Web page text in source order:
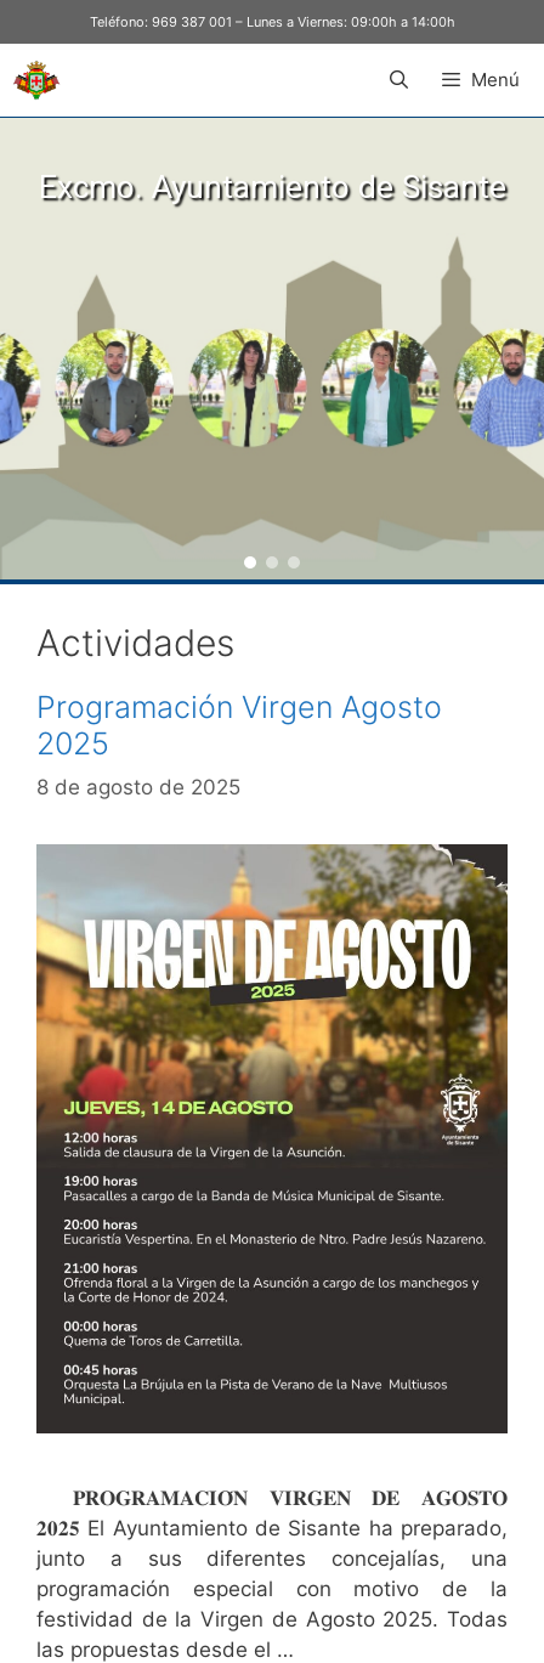
Teléfono: 969 387 001 – Lunes a Viernes: 09:00h a 14:00h
Menú
Excmo. Ayuntamiento de Sisante
Actividades
Programación Virgen Agosto
2025
8 de agosto de 2025
𝐏𝐑𝐎𝐆𝐑𝐀𝐌𝐀𝐂𝐈𝐎́𝐍 𝐕𝐈𝐑𝐆𝐄𝐍 𝐃𝐄 𝐀𝐆𝐎𝐒𝐓𝐎
𝟐𝟎𝟐𝟓 El Ayuntamiento de Sisante ha preparado,
junto a sus diferentes concejalías, una
programación especial con motivo de la
festividad de la Virgen de Agosto 2025. Todas
las propuestas desde el …